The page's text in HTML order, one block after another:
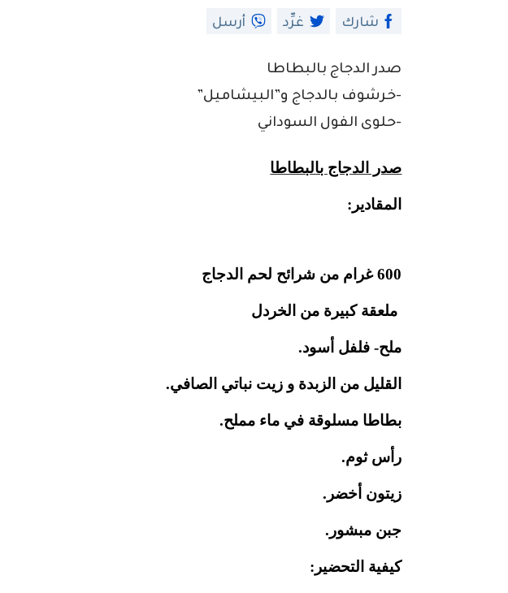
شارك غرِّد أرسل
صدر الدجاج بالبطاطا
-خرشوف بالدجاج و”البيشاميل”
-حلوى الفول السوداني
صدر الدجاج بالبطاطا
المقادير:
600 غرام من شرائح لحم الدجاج
ملعقة كبيرة من الخردل
ملح- فلفل أسود.
القليل من الزبدة و زيت نباتي الصافي.
بطاطا مسلوقة في ماء مملح.
رأس ثوم.
زيتون أخضر.
جبن مبشور.
كيفية التحضير: